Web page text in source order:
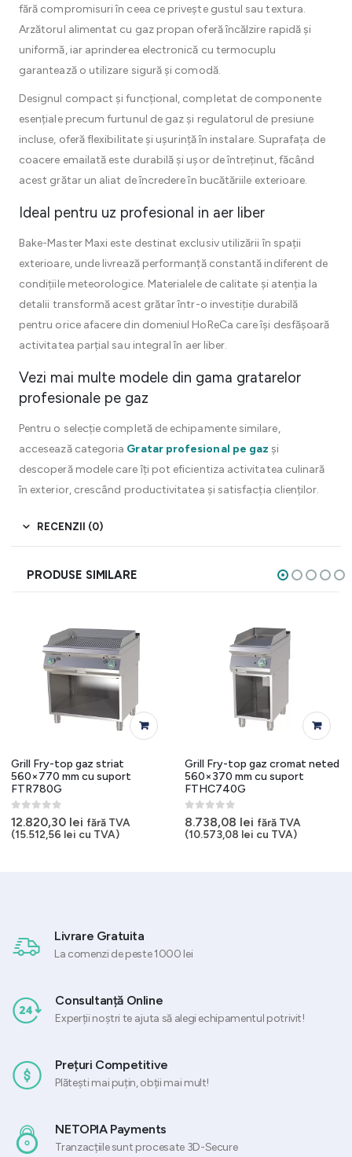
fără compromisuri în ceea ce privește gustul sau textura.
Arzătorul alimentat cu gaz propan oferă încălzire rapidă și
uniformă, iar aprinderea electronică cu termocuplu
garantează o utilizare sigură și comodă.
Designul compact și funcțional, completat de componente
esențiale precum furtunul de gaz și regulatorul de presiune
incluse, oferă flexibilitate și ușurință în instalare. Suprafața de
coacere emailată este durabilă și ușor de întreținut, făcând
acest grătar un aliat de încredere în bucătăriile exterioare.
Ideal pentru uz profesional in aer liber
Bake-Master Maxi este destinat exclusiv utilizării în spații
exterioare, unde livrează performanță constantă indiferent de
condițiile meteorologice. Materialele de calitate și atenția la
detalii transformă acest grătar într-o investiție durabilă
pentru orice afacere din domeniul HoReCa care își desfășoară
activitatea parțial sau integral în aer liber.
Vezi mai multe modele din gama gratarelor
profesionale pe gaz
Pentru o selecție completă de echipamente similare,
accesează categoria Gratar profesional pe gaz și
descoperă modele care îți pot eficientiza activitatea culinară
în exterior, crescând productivitatea și satisfacția clienților.
RECENZII (0)
PRODUSE SIMILARE
Grill Fry-top gaz striat
560×770 mm cu suport
FTR780G
0out of 5
12.820,30 lei fără TVA
(15.512,56 lei cu TVA)
Grill Fry-top gaz cromat neted
560×370 mm cu suport
FTHC740G
0out of 5
8.738,08 lei fără TVA
(10.573,08 lei cu TVA)
Livrare Gratuita
La comenzi de peste 1000 lei
Consultanță Online
Experții noștri te ajuta să alegi echipamentul potrivit!
Prețuri Competitive
Plătești mai puțin, obții mai mult!
NETOPIA Payments
Tranzacțiile sunt procesate 3D-Secure